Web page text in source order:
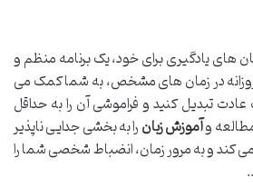
های یادگیری برای خود، یک برنامه منظم و
روزانه در زمان های مشخص، به شما کمک می
عادت تبدیل کنید و فراموشی آن را به حداقل
وآموزش زبانرا به بخشی جدایی ناپذیر
می کند و به مرور زمان، انضباط شخصی شما را